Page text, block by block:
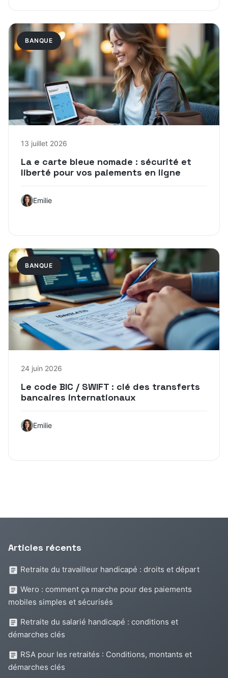
BANQUE
13 juillet 2026
La e carte bleue nomade : sécurité et
liberté pour vos paiements en ligne
Emilie
BANQUE
24 juin 2026
Le code BIC / SWIFT : clé des transferts
bancaires internationaux
Emilie
Articles récents
Retraite du travailleur handicapé : droits et départ
Wero : comment ça marche pour des paiements
mobiles simples et sécurisés
Retraite du salarié handicapé : conditions et
démarches clés
RSA pour les retraités : Conditions, montants et
démarches clés